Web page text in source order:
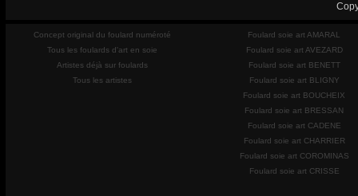
Concept original du foulard numéroté
Tous les foulards d'art en soie
Artistes déjà sur foulards
Tous les artistes
Foulard soie art AMARAL
Foulard soie art AVEZARD
Foulard soie art BENETT
Foulard soie art BLIGNY
Foulard soie art BOUCHEIX
Foulard soie art BRESSAN
Foulard soie art CADENE
Foulard soie art CHARRIER
Foulard soie art COROMINAS
Foulard soie art CRISSE